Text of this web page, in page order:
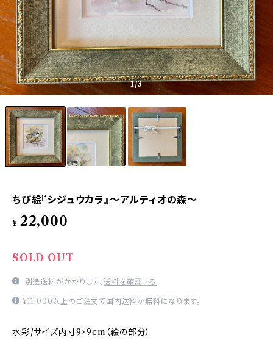
1/3
ちび絵『シジュウカラ』〜アルティオの森〜
¥ 22,000
SOLD OUT
別途送料がかかります。送料を確認する
¥11,000以上のご注文で国内送料が無料になります。
水彩/サイズ内寸9×9cm（絵の部分）